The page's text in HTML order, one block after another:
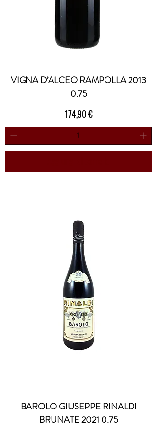
VIGNA D’ALCEO RAMPOLLA 2013
0.75
Prezzo
174,90 €
BAROLO GIUSEPPE RINALDI
BRUNATE 2021 0.75